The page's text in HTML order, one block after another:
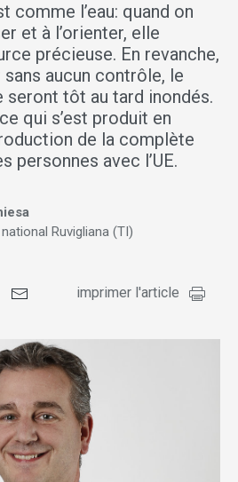
comme l’eau: quand on
et à l’orienter, elle
précieuse. En revanche,
aucun contrôle, le
seront tôt au tard inondés.
qui s’est produit en
de la complète
personnes avec l’UE.
Ruvigliana (TI)
imprimer l'article